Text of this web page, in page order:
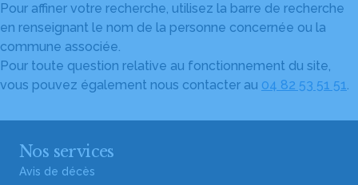
Pour affiner votre recherche, utilisez la barre de recherche
en renseignant le nom de la personne concernée ou la
commune associée.
Pour toute question relative au fonctionnement du site,
vous pouvez également nous contacter au 04 82 53 51 51.
Nos services
Avis de décès